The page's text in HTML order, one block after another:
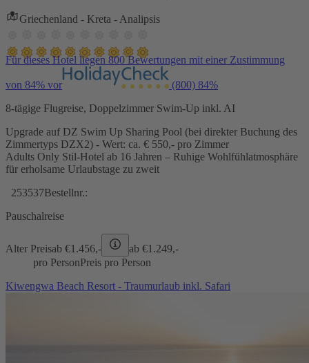
Griechenland - Kreta - Analipsis
Für dieses Hotel liegen 800 Bewertungen mit einer Zustimmung
von 84% vor (800) 84%
8-tägige Flugreise, Doppelzimmer Swim-Up inkl. AI
Upgrade auf DZ Swim Up Sharing Pool (bei direkter Buchung des
Zimmertyps DZX2) - Wert: ca. € 550,- pro Zimmer
Adults Only Stil-Hotel ab 16 Jahren – Ruhige Wohlfühlatmosphäre
für erholsame Urlaubstage zu zweit
253537Bestellnr.:
Pauschalreise
Alter Preisab €1.456,- ab €1.249,-
pro PersonPreis pro Person
Kiwengwa Beach Resort - Traumurlaub inkl. Safari